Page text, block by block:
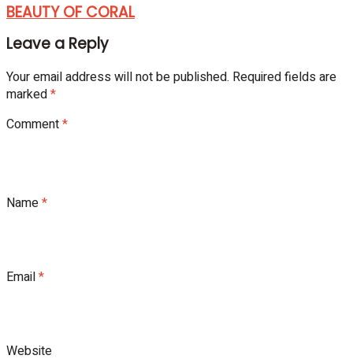
BEAUTY OF CORAL
Leave a Reply
Your email address will not be published. Required fields are
marked*
Comment*
Name*
Email*
Website